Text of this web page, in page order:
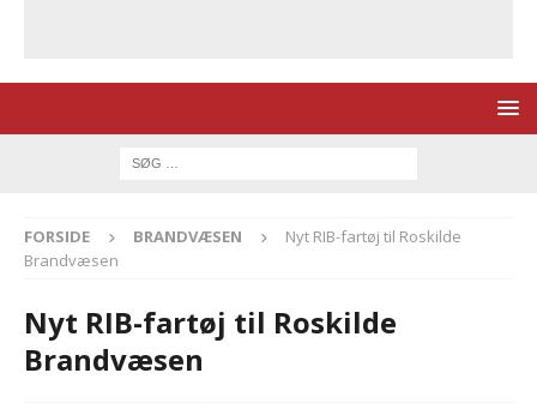
FORSIDE BRANDVÆSEN
Nyt RIB-fartøj til Roskilde
Brandvæsen
Nyt RIB-fartøj til Roskilde
Brandvæsen